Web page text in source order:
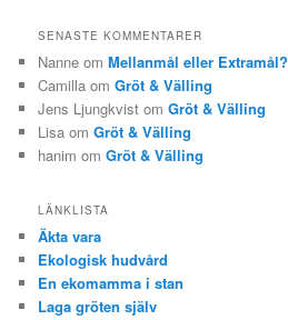
SENASTE KOMMENTARER
Nanne omMellanmål eller Extramål?
Camilla omGröt & Välling
Jens Ljungkvist omGröt & Välling
Lisa omGröt & Välling
hanim omGröt & Välling
LÄNKLISTA
Äkta vara
Ekologisk hudvård
En ekomamma i stan
Laga gröten själv